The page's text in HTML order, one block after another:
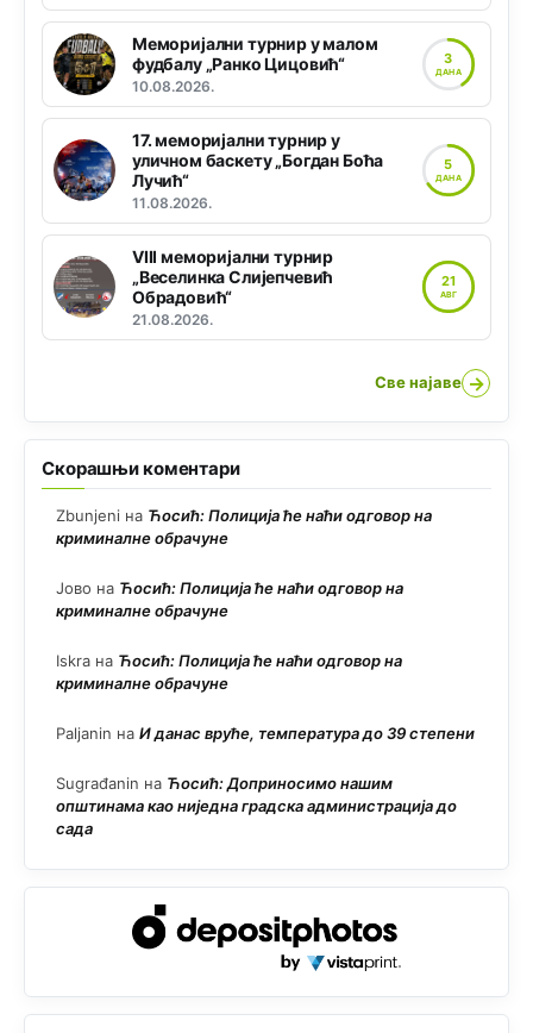
Меморијални турнир у малом
фудбалу „Ранко Цицовић“
10.08.2026.
3
ДАНА
17. меморијални турнир у
уличном баскету „Богдан Боћа
Лучић“
11.08.2026.
5
ДАНА
VIII меморијални турнир
„Веселинка Слијепчевић
Обрадовић“
21.08.2026.
21
АВГ
Све најаве →
Скорашњи коментари
Zbunjeni на Ћосић: Полиција ће наћи одговор на
криминалне обрачуне
Јово на Ћосић: Полиција ће наћи одговор на
криминалне обрачуне
Iskra на Ћосић: Полиција ће наћи одговор на
криминалне обрачуне
Paljanin на И данас вруће, температура до 39 степени
Sugrađanin на Ћосић: Доприносимо нашим
општинама као ниједна градска администрација до
сада